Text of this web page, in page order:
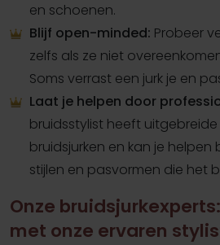
en schoenen.
Blijf open-minded: Probeer
zelfs als ze niet
Soms verrast een jurk je en
Laat je helpen door
bruidsstylist heeft uitgebreide
bruidsjurken en kan je helpen
stijlen en pasvormen die het
Onze
met onze ervaren